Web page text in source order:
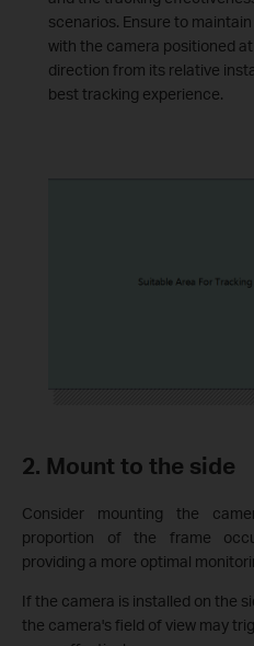
scenarios. Ensure to
with the camera positioned
direction from its relative
best tracking experience.
2. Mount to the side
Consider mounting the
proportion of the frame
providing a more optimal
If the camera is installed on the
the camera's field of view may